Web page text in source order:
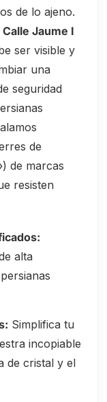
de lo ajeno.
Calle Jaume I
ser visible y
una
seguridad
de
de marcas
resisten
alta
Simplifica tu
incopiable
de cristal y el